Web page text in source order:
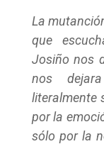
La
que
Josiño nos
nos
literalmente
por la
sólo por la